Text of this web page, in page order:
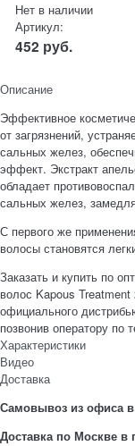
Нет в наличии
Артикул:
452 руб.
Описание
Эффективное
от загрязнений,
сальных желез,
эффект. Экстракт
обладает
сальных желез,
С первого же
волосы становятся
Заказать и купить по
волос Kapous
официального
позвонив оператору по
Характеристики
Видео
Доставка
Самовывоз из офиса
Доставка по Москве